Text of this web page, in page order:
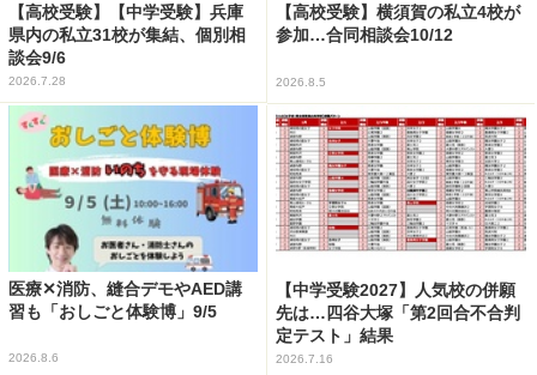
【高校受験】【中学受験】兵庫
県内の私立31校が集結、個別相
談会9/6
2026.7.28
【高校受験】横須賀の私立4校が
参加…合同相談会10/12
2026.8.5
医療✕消防、縫合デモやAED講
習も「おしごと体験博」9/5
2026.8.6
【中学受験2027】人気校の併願
先は…四谷大塚「第2回合不合判
定テスト」結果
2026.7.16